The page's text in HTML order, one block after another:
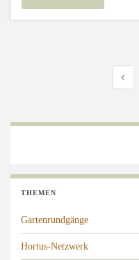
THEMEN
Gartenrundgänge
Hortus-Netzwerk